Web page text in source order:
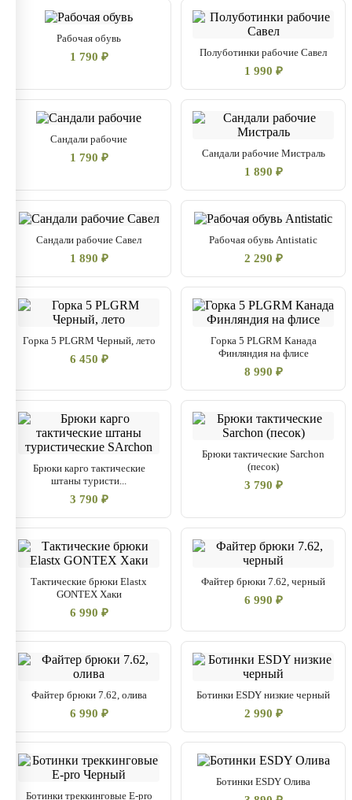
Рабочая обувь
1 790 ₽ Полуботинки рабочие Савел
1 990 ₽
Сандали рабочие
1 790 ₽ Сандали рабочие Мистраль
1 890 ₽
Сандали рабочие Савел
1 890 ₽
Рабочая обувь Antistatic
2 290 ₽
Горка 5 PLGRM Черный, лето
6 450 ₽
Горка 5 PLGRM Канада
Финляндия на флисе
8 990 ₽
Брюки карго тактические
штаны туристи...
3 790 ₽
Брюки тактические Sarchon
(песок)
3 790 ₽
Тактические брюки Elastx
GONTEX Хаки
6 990 ₽
Файтер брюки 7.62, черный
6 990 ₽
Файтер брюки 7.62, олива
6 990 ₽
Ботинки ESDY низкие черный
2 990 ₽
Ботинки треккинговые E-pro
Ботинки ESDY Олива